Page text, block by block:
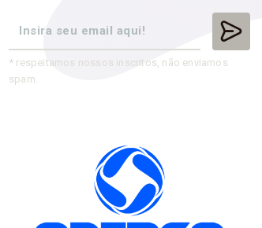
* respeitamos nossos inscritos, não enviamos
spam.